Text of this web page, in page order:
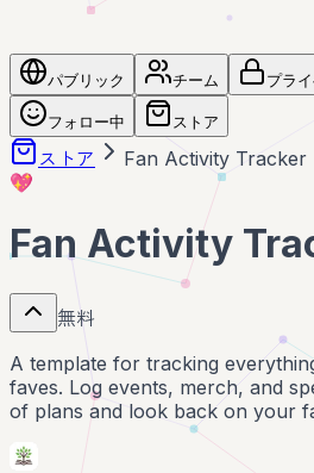
パブリック チーム プラ
フォロー中 ストア
ストア Fan Activity Tracker
💖
Fan Activity
無料
A template for tracking
faves. Log events, merch, and
of plans and look back on your